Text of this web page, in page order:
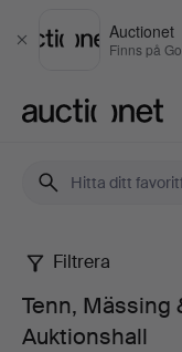
Stäng
Auctionet
Finns på
Tenn,
Mässing
Filtrera
Tenn, Mässing
Auktionshall